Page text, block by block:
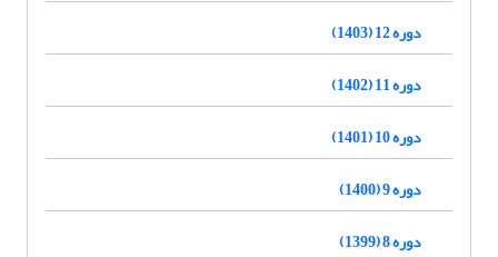
دوره 12 (1403)
دوره 11 (1402)
دوره 10 (1401)
دوره 9 (1400)
دوره 8 (1399)